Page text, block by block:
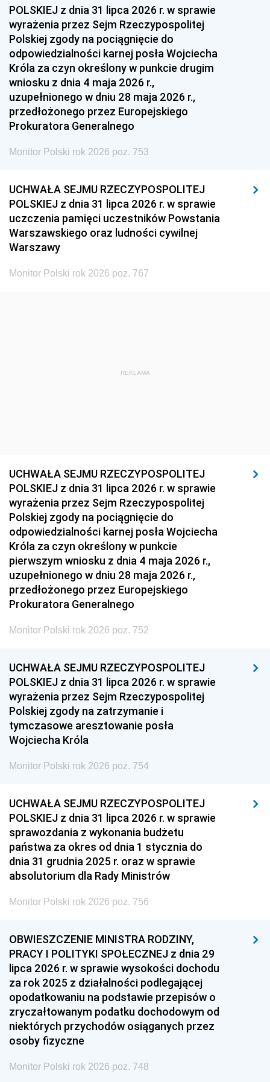
1951 1950 1949
1948 1947
1939 1938 1937
1936 1930
POLSKIEJ z dnia 31 lipca 2026 r. w sprawie
wyrażenia przez Sejm Rzeczypospolitej
Polskiej zgody na pociągnięcie do
odpowiedzialności karnej posła Wojciecha
Króla za czyn określony w punkcie drugim
wniosku z dnia 4 maja 2026 r.,
uzupełnionego w dniu 28 maja 2026 r.,
przedłożonego przez Europejskiego
Prokuratora Generalnego
Monitor Polski rok 2026 poz. 753
UCHWAŁA SEJMU RZECZYPOSPOLITEJ
POLSKIEJ z dnia 31 lipca 2026 r. w sprawie
uczczenia pamięci uczestników Powstania
Warszawskiego oraz ludności cywilnej
Warszawy
Monitor Polski rok 2026 poz. 767
REKLAMA
UCHWAŁA SEJMU RZECZYPOSPOLITEJ
POLSKIEJ z dnia 31 lipca 2026 r. w sprawie
wyrażenia przez Sejm Rzeczypospolitej
Polskiej zgody na pociągnięcie do
odpowiedzialności karnej posła Wojciecha
Króla za czyn określony w punkcie
pierwszym wniosku z dnia 4 maja 2026 r.,
uzupełnionego w dniu 28 maja 2026 r.,
przedłożonego przez Europejskiego
Prokuratora Generalnego
Monitor Polski rok 2026 poz. 752
UCHWAŁA SEJMU RZECZYPOSPOLITEJ
POLSKIEJ z dnia 31 lipca 2026 r. w sprawie
wyrażenia przez Sejm Rzeczypospolitej
Polskiej zgody na zatrzymanie i
tymczasowe aresztowanie posła
Wojciecha Króla
Monitor Polski rok 2026 poz. 754
UCHWAŁA SEJMU RZECZYPOSPOLITEJ
POLSKIEJ z dnia 31 lipca 2026 r. w sprawie
sprawozdania z wykonania budżetu
państwa za okres od dnia 1 stycznia do
dnia 31 grudnia 2025 r. oraz w sprawie
absolutorium dla Rady Ministrów
Monitor Polski rok 2026 poz. 756
OBWIESZCZENIE MINISTRA RODZINY,
PRACY I POLITYKI SPOŁECZNEJ z dnia 29
lipca 2026 r. w sprawie wysokości dochodu
za rok 2025 z działalności podlegającej
opodatkowaniu na podstawie przepisów o
zryczałtowanym podatku dochodowym od
niektórych przychodów osiąganych przez
osoby fizyczne
Monitor Polski rok 2026 poz. 748